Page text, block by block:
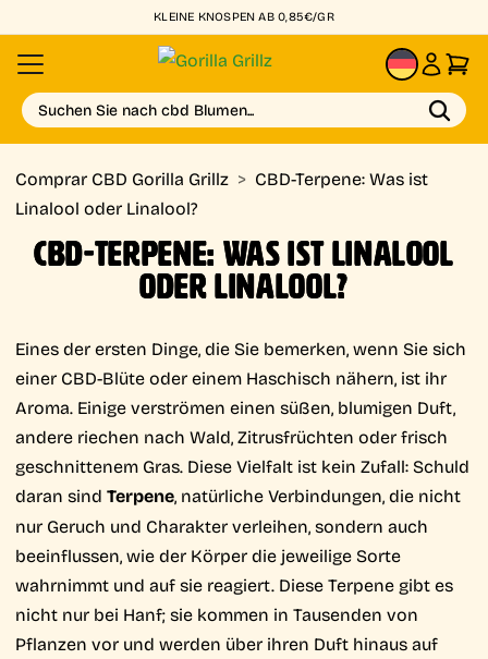
KLEINE KNOSPEN AB 0,85€/GR
DE
Suchen Sie nach cbd Blumen...
Comprar CBD Gorilla Grillz > CBD-Terpene: Was ist
Linalool oder Linalool?
CBD-TERPENE: WAS IST LINALOOL
ODER LINALOOL?
Eines der ersten Dinge, die Sie bemerken, wenn Sie sich
einer CBD-Blüte oder einem Haschisch nähern, ist ihr
Aroma. Einige verströmen einen süßen, blumigen Duft,
andere riechen nach Wald, Zitrusfrüchten oder frisch
geschnittenem Gras. Diese Vielfalt ist kein Zufall: Schuld
daran sind Terpene, natürliche Verbindungen, die nicht
nur Geruch und Charakter verleihen, sondern auch
beeinflussen, wie der Körper die jeweilige Sorte
wahrnimmt und auf sie reagiert. Diese Terpene gibt es
nicht nur bei Hanf; sie kommen in Tausenden von
Pflanzen vor und werden über ihren Duft hinaus auf